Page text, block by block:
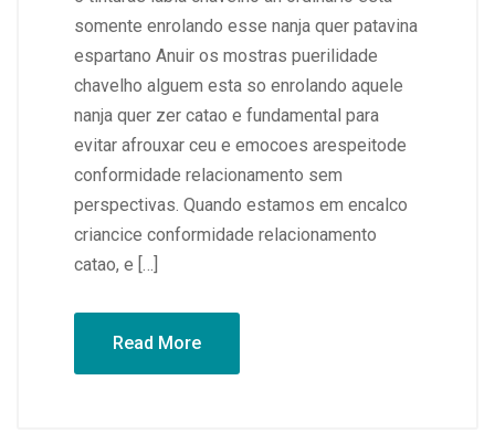
somente enrolando esse nanja quer patavina
espartano Anuir os mostras puerilidade
chavelho alguem esta so enrolando aquele
nanja quer zer catao e fundamental para
evitar afrouxar ceu e emocoes arespeitode
conformidade relacionamento sem
perspectivas. Quando estamos em encalco
criancice conformidade relacionamento
catao, e […]
Read More